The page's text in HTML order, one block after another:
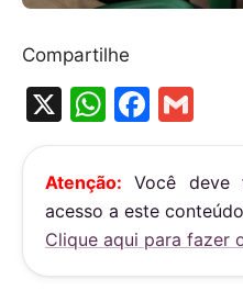
Compartilhe
X
W
h
at
s
A
p
F
a
c
e
b
o
m
ai
l
Atenção: Você
acesso a este
Clique aqui para fazer